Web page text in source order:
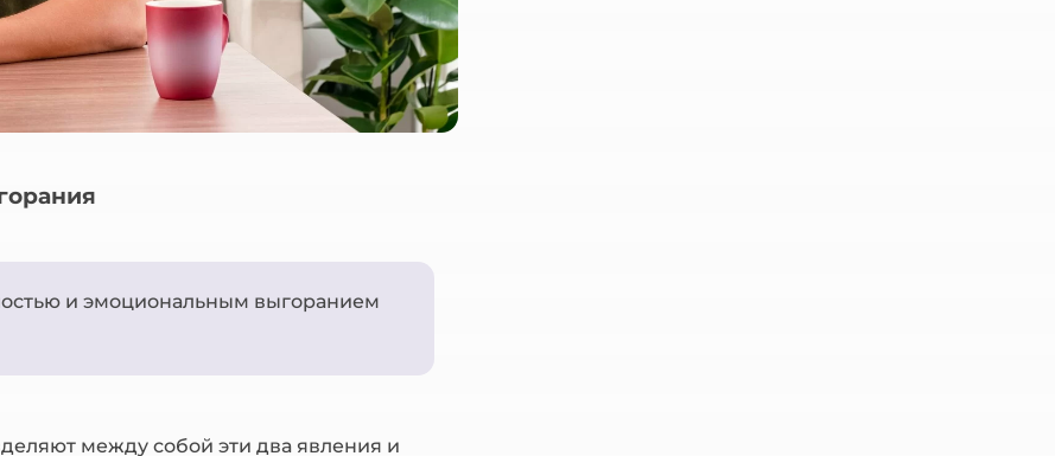
и эмоциональным выгоранием
между собой эти два явления и